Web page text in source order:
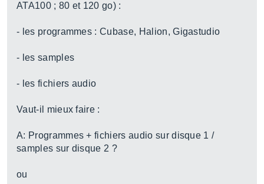
ATA100 ; 80 et 120 go) :
- les programmes : Cubase, Halion, Gigastudio
- les samples
- les fichiers audio
Vaut-il mieux faire :
A: Programmes + fichiers audio sur disque 1 /
samples sur disque 2 ?
ou